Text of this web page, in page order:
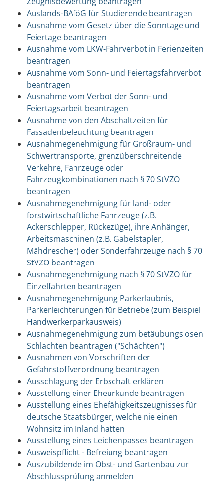
Auslands-BAföG für Studierende beantragen
Ausnahme vom Gesetz über die Sonntage und
Feiertage beantragen
Ausnahme vom LKW-Fahrverbot in Ferienzeiten
beantragen
Ausnahme vom Sonn- und Feiertagsfahrverbot
beantragen
Ausnahme vom Verbot der Sonn- und
Feiertagsarbeit beantragen
Ausnahme von den Abschaltzeiten für
Fassadenbeleuchtung beantragen
Ausnahmegenehmigung für Großraum- und
Schwertransporte, grenzüberschreitende
Verkehre, Fahrzeuge oder
Fahrzeugkombinationen nach § 70 StVZO
beantragen
Ausnahmegenehmigung für land- oder
forstwirtschaftliche Fahrzeuge (z.B.
Ackerschlepper, Rückezüge), ihre Anhänger,
Arbeitsmaschinen (z.B. Gabelstapler,
Mähdrescher) oder Sonderfahrzeuge nach § 70
StVZO beantragen
Ausnahmegenehmigung nach § 70 StVZO für
Einzelfahrten beantragen
Ausnahmegenehmigung Parkerlaubnis,
Parkerleichterungen für Betriebe (zum Beispiel
Handwerkerparkausweis)
Ausnahmegenehmigung zum betäubungslosen
Schlachten beantragen ("Schächten")
Ausnahmen von Vorschriften der
Gefahrstoffverordnung beantragen
Ausschlagung der Erbschaft erklären
Ausstellung einer Eheurkunde beantragen
Ausstellung eines Ehefähigkeitszeugnisses für
deutsche Staatsbürger, welche nie einen
Wohnsitz im Inland hatten
Ausstellung eines Leichenpasses beantragen
Ausweispflicht - Befreiung beantragen
Auszubildende im Obst- und Gartenbau zur
Abschlussprüfung anmelden